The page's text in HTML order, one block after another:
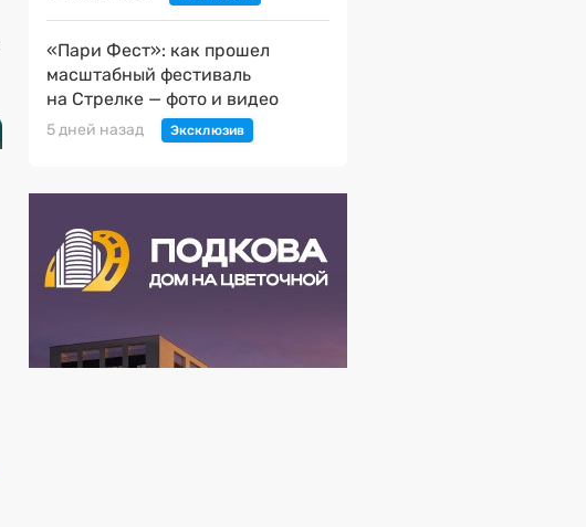
«Пари Фест»: как прошел
масштабный фестиваль
на Стрелке — фото и видео
5 дней назад